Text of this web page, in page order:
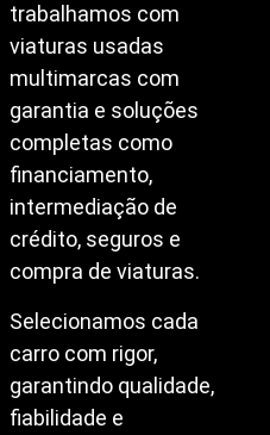
trabalhamos com
viaturas usadas
multimarcas com
garantia e soluções
completas como
financiamento,
intermediação de
crédito, seguros e
compra de viaturas.
Selecionamos cada
carro com rigor,
garantindo qualidade,
fiabilidade e